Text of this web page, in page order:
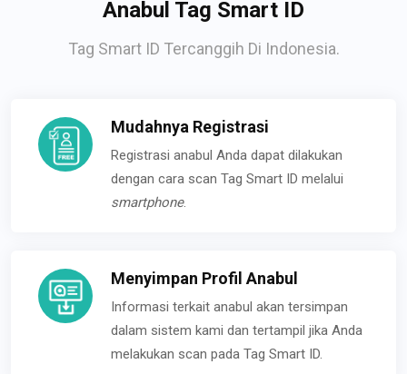
Anabul Tag Smart ID
Tag Smart ID Tercanggih Di Indonesia.
Mudahnya Registrasi
Registrasi anabul Anda dapat dilakukan
dengan cara scan Tag Smart ID melalui
smartphone.
Menyimpan Profil Anabul
Informasi terkait anabul akan tersimpan
dalam sistem kami dan tertampil jika Anda
melakukan scan pada Tag Smart ID.